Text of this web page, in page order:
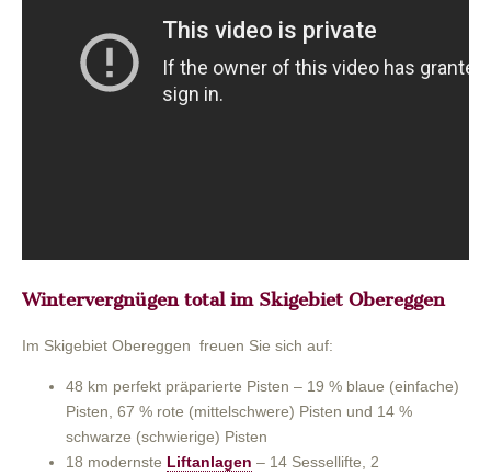
Wintervergnügen total im Skigebiet Obereggen
Im Skigebiet Obereggen freuen Sie sich auf:
48 km perfekt präparierte Pisten – 19 % blaue (einfache)
Pisten, 67 % rote (mittelschwere) Pisten und 14 %
schwarze (schwierige) Pisten
18 modernste Liftanlagen – 14 Sessellifte, 2